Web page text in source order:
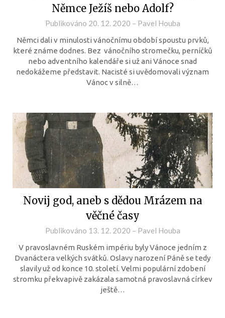
Němce Ježíš nebo Adolf?
Publikováno 20. 12. 2020 – Pavel Houba
Němci dali v minulosti vánočnímu období spoustu prvků,
které známe dodnes. Bez vánočního stromečku, perníčků
nebo adventního kalendáře si už ani Vánoce snad
nedokážeme představit. Nacisté si uvědomovali význam
Vánoc v silně…
Novij god, aneb s dědou Mrázem na
věčné časy
Publikováno 13. 12. 2020 – Pavel Houba
V pravoslavném Ruském impériu byly Vánoce jedním z
Dvanáctera velkých svátků. Oslavy narození Páně se tedy
slavily už od konce 10. století. Velmi populární zdobení
stromku překvapivě zakázala samotná pravoslavná církev
ještě…